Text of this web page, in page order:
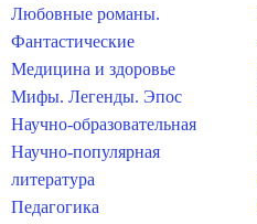
Любовные романы.
Фантастические
Медицина и здоровье
Мифы. Легенды. Эпос
Научно-образовательная
Научно-популярная
литература
Педагогика